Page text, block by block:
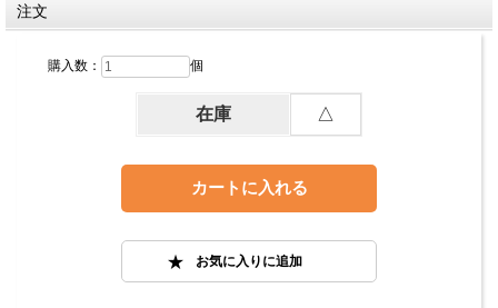
注文
購入数： 個
在庫 △